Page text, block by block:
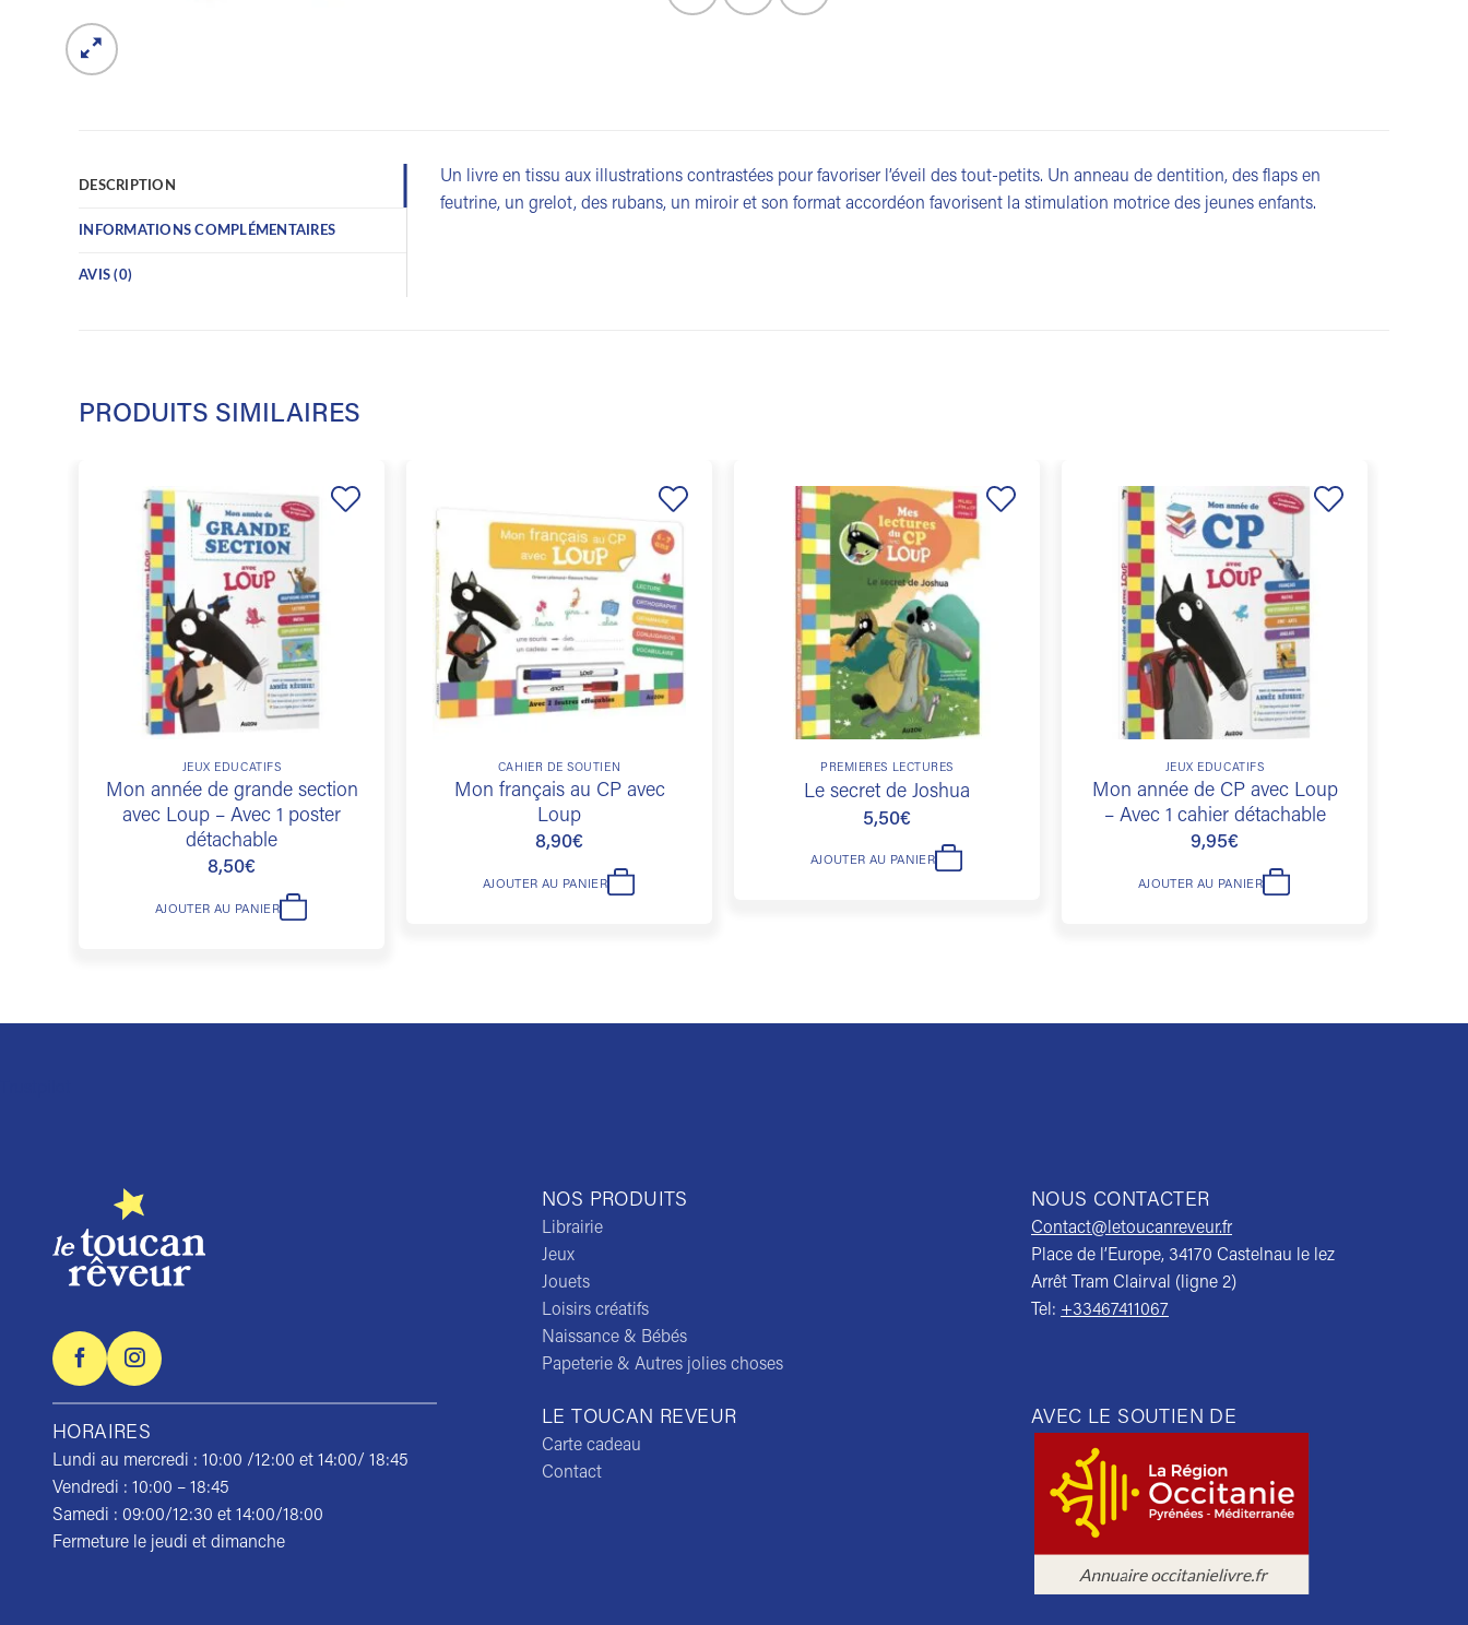
DESCRIPTION
INFORMATIONS COMPLÉMENTAIRES
AVIS (0)
Un livre en tissu aux illustrations contrastées pour favoriser l’éveil des tout-petits. Un anneau de dentition, des flaps en
feutrine, un grelot, des rubans, un miroir et son format accordéon favorisent la stimulation motrice des jeunes enfants.
PRODUITS SIMILAIRES
JEUX ÉDUCATIFS
Mon année de grande section
avec Loup – Avec 1 poster
détachable
8,50€
AJOUTER AU PANIER
Ajouter
à la
liste de
souhaits
CAHIER DE SOUTIEN
Mon français au CP avec
Loup
8,90€
AJOUTER AU PANIER
Ajouter
liste de
PREMIÈRES LECTURES
Le secret de Joshua
5,50€
AJOUTER AU PANIER
JEUX ÉDUCATIFS
Mon année de CP avec Loup
– Avec 1 cahier détachable
9,95€
AJOUTER AU PANIER
NOS PRODUITS
Librairie
Jeux
Jouets
Loisirs créatifs
Naissance & Bébés
Papeterie & Autres jolies choses
NOUS CONTACTER
Contact@letoucanreveur.fr
Place de l’Europe, 34170 Castelnau le lez
Arrêt Tram Clairval (ligne 2)
Tel: +33467411067
HORAIRES
Lundi au mercredi : 10:00 /12:00 et 14:00/ 18:45
Vendredi : 10:00 – 18:45
Samedi : 09:00/12:30 et 14:00/18:00
Fermeture le jeudi et dimanche
LE TOUCAN REVEUR
Carte cadeau
Contact
AVEC LE SOUTIEN DE